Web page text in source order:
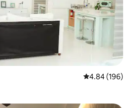
從 196 則評價
4.84 (196)